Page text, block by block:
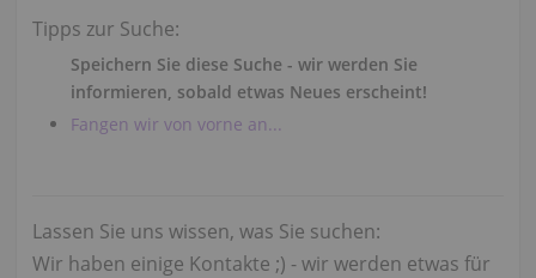
Tipps zur Suche:
Speichern Sie diese Suche - wir werden Sie
informieren, sobald etwas Neues erscheint!
Fangen wir von vorne an...
Lassen Sie uns wissen, was Sie suchen:
Wir haben einige Kontakte ;) - wir werden etwas für